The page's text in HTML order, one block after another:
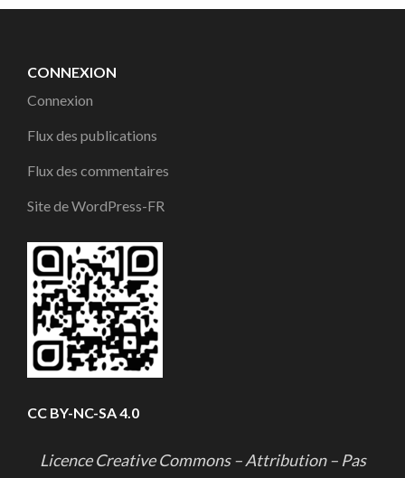
CONNEXION
Connexion
Flux des publications
Flux des commentaires
Site de WordPress-FR
CC BY-NC-SA 4.0
Licence Creative Commons – Attribution – Pas